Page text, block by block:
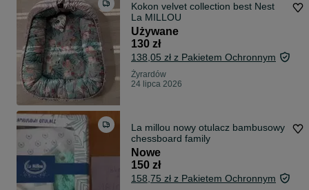
Kokon velvet collection best Nest
La MILLOU
Używane
130 zł
138,05 zł z Pakietem Ochronnym
Żyrardów
24 lipca 2026
La millou nowy otulacz bambusowy
chessboard family
Nowe
150 zł
158,75 zł z Pakietem Ochronnym